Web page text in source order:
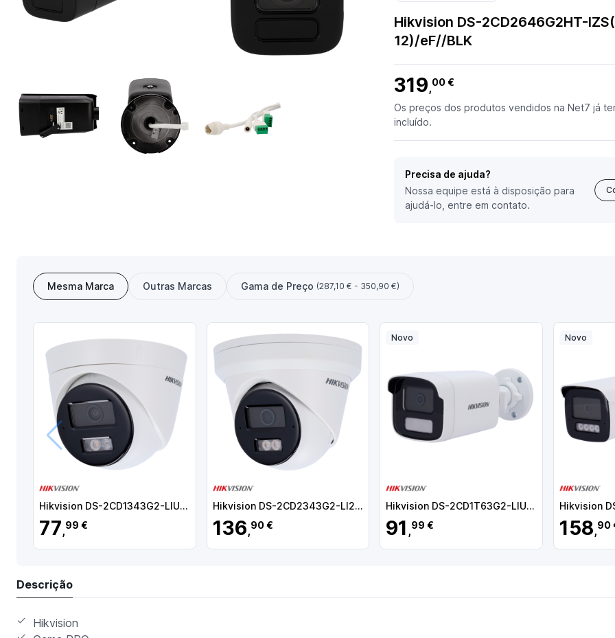
Hikvision DS-2CD2646G2HT-
12)/eF//BLK
319,00 €
Os preços dos produtos vendidos na Net7 já
incluído.
Precisa de ajuda?
Nossa equipe está à disposição para
ajudá-lo, entre em contato.
Mesma Marca Outras Marcas Gama de Preço (287,10 € - 350,90 €)
Anterior
Hikvision DS-2CD1343G2-LIU(2.8mm) Câmara Turret IP, 4 MP, 2.8 mm, 30 m, PoE, IP67, Áudio, WDR (120 dB), Branco - 6931847188986
77,99 €
Hikvision DS-2CD2343G2-LI2U(2.8mm) Câmara Turret IP, 4 MP, 2.8 mm, 30 m, PoE, IP67, Áudio, MicroSD, WDR (120 dB), Deteção de movimento, Luz híbrida, Branco - 6942160463162
136,90 €
Novo
Hikvision DS-2CD1T63G2-LIU(4mm)
91 ,99 €
Novo
158,90
Descrição
Hikvision